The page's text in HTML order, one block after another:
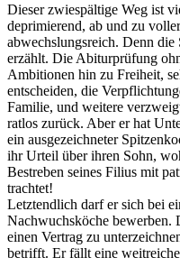
Dieser zwiespältige Weg ist
deprimierend, ab und zu
abwechslungsreich. Denn
erzählt. Die Abiturprüfung
Ambitionen hin zu Freiheit,
entscheiden, die
Familie, und weitere
ratlos zurück. Aber er hat
ein ausgezeichneter
ihr Urteil über ihren Sohn,
Bestreben seines Filius mit
trachtet!
Letztendlich darf er sich bei
Nachwuchsköche bewerben.
einen Vertrag zu
betrifft. Er fällt eine